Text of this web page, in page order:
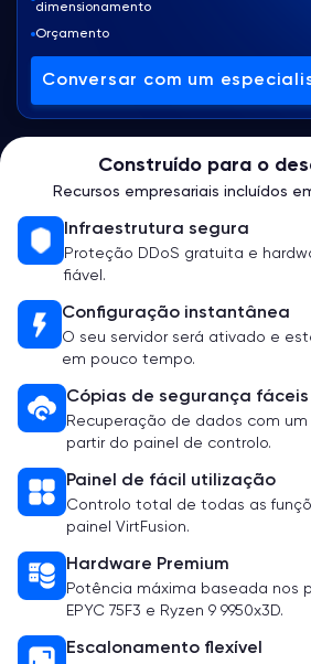
dimensionamento
Orçamento
Conversar com um
Construído para o
Recursos empresariais incluídos
Infraestrutura segura
Proteção DDoS gratuita e
fiável.
Configuração instantânea
O seu servidor será ativado e
em pouco tempo.
Cópias de segurança fáceis
Recuperação de dados com
partir do painel de controlo.
Painel de fácil utilização
Controlo total de todas as
painel VirtFusion.
Hardware Premium
Potência máxima baseada nos
EPYC 75F3 e Ryzen 9 9950x3D.
Escalonamento flexível